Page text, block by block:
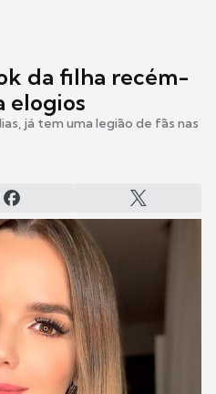
da filha recém-
elogios
já tem uma legião de fãs nas